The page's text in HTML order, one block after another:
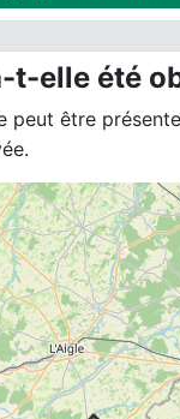
t-elle été
peut être